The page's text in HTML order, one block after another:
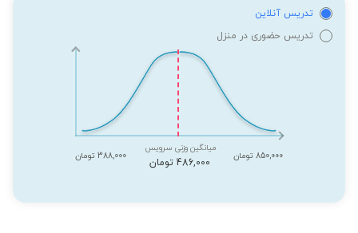
تدریس آنلاین
تدریس حضوری در منزل
850,000 تومان
میانگین وزنی سرویس
486,000 تومان
388,000 تومان